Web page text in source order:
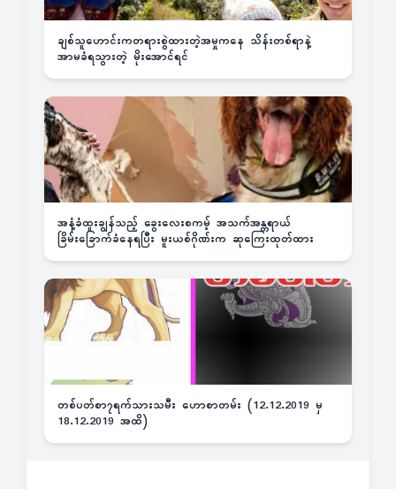
ချစ်သူဟောင်းကတရားစွဲထားတဲ့အမှုကနေ သိန်းတစ်ရာနဲ့
အာမခံရသွားတဲ့ မိုးအောင်ရင်
အနံ့ခံထူးချွန်သည့် ခွေးလေးစကမ့် အသက်အန္တရာယ်
ခြိမ်းခြောက်ခံနေရပြီး မူးယစ်ဂိုဏ်းက ဆုကြေးထုတ်ထား
တစ်ပတ်စာ၇ရက်သားသမီး ဟောစာတမ်း (12.12.2019 မှ
18.12.2019 အထိ)